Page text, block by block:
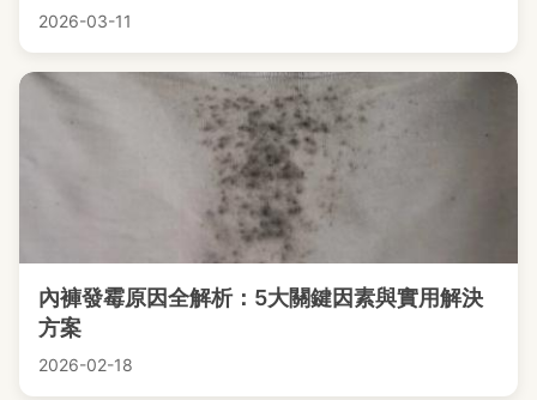
2026-03-11
內褲發霉原因全解析：5大關鍵因素與實用解決
方案
2026-02-18